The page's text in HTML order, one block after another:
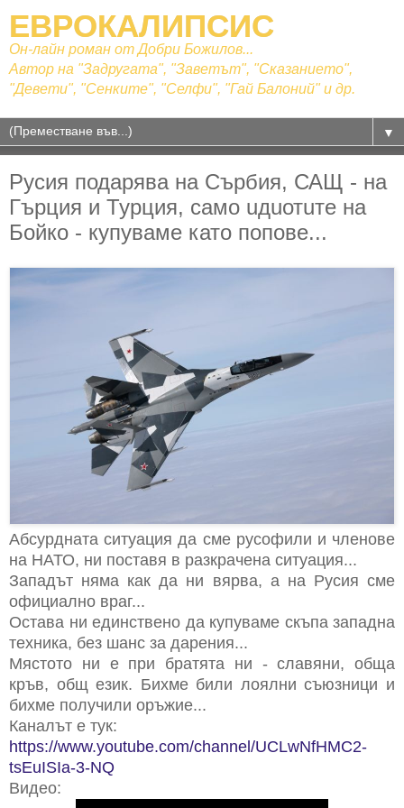
ЕВРОКАЛИПСИС
Он-лайн роман от Добри Божилов...
Автор на "Задругата", "Заветът", "Сказанието",
"Девети", "Сенките", "Селфи", "Гай Балоний" и др.
▼
Русия подарява на Сърбия, САЩ - на
Гърция и Турция, само uдuотuте на
Бойко - купуваме като попове...
Абсурдната ситуация да сме русофили и членове
на НАТО, ни поставя в разкрачена ситуация...
Западът няма как да ни вярва, а на Русия сме
официално враг...
Остава ни единствено да купуваме скъпа западна
техника, без шанс за дарения...
Мястото ни е при братята ни - славяни, обща
кръв, общ език. Бихме били лоялни съюзници и
бихме получили оръжие...
Каналът е тук:
https://www.youtube.com/channel/UCLwNfHMC2-
tsEuISIa-3-NQ
Видео: